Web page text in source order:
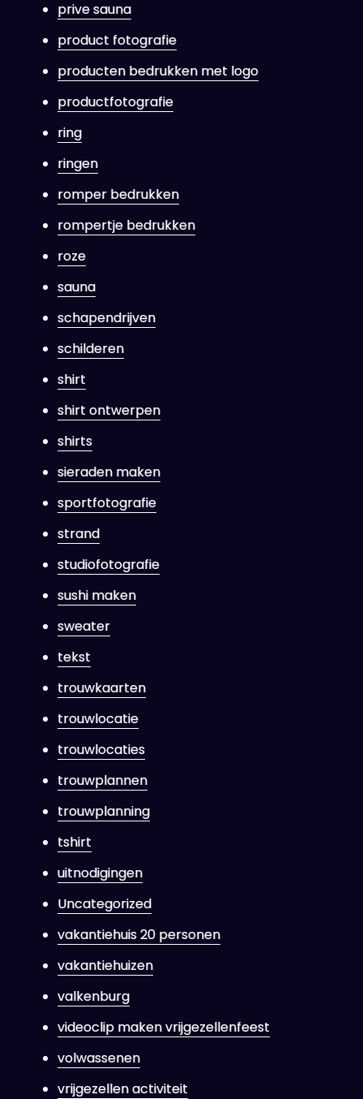
prive sauna
product fotografie
producten bedrukken met logo
productfotografie
ring
ringen
romper bedrukken
rompertje bedrukken
roze
sauna
schapendrijven
schilderen
shirt
shirt ontwerpen
shirts
sieraden maken
sportfotografie
strand
studiofotografie
sushi maken
sweater
tekst
trouwkaarten
trouwlocatie
trouwlocaties
trouwplannen
trouwplanning
tshirt
uitnodigingen
Uncategorized
vakantiehuis 20 personen
vakantiehuizen
valkenburg
videoclip maken vrijgezellenfeest
volwassenen
vrijgezellen activiteit